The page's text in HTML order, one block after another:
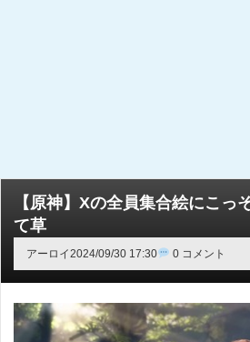
【原神】Xの全員集合絵にこっ
て草
アーロイ2024/09/30 17:30 0 コメント